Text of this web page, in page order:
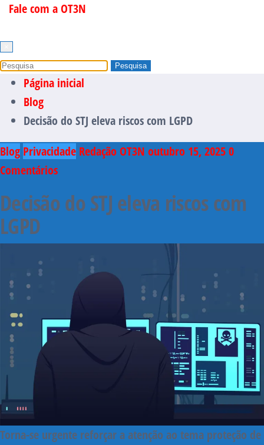
Fale com a OT3N
Página inicial
Blog
Decisão do STJ eleva riscos com LGPD
Blog Privacidade Redação OT3N outubro 15, 20250
Comentários
Decisão do STJ eleva riscos com
LGPD
Torna-se urgente reforçar a atenção ao tema proteção de